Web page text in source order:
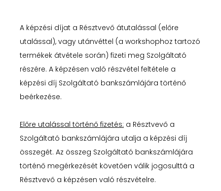
A képzési díjat a Résztvevő átutalással (előre
utalással), vagy utánvéttel (a workshophoz tartozó
termékek átvétele során) fizeti meg Szolgáltató
részére. A képzésen való részvétel feltétele a
képzési díj Szolgáltató bankszámlájára történő
beérkezése.
Előre utalással történő fizetés: a Résztvevő a
Szolgáltató bankszámlájára utalja a képzési díj
összegét. Az összeg Szolgáltató bankszámlájára
történő megérkezését követően válik jogosulttá a
Résztvevő a képzésen való részvételre.